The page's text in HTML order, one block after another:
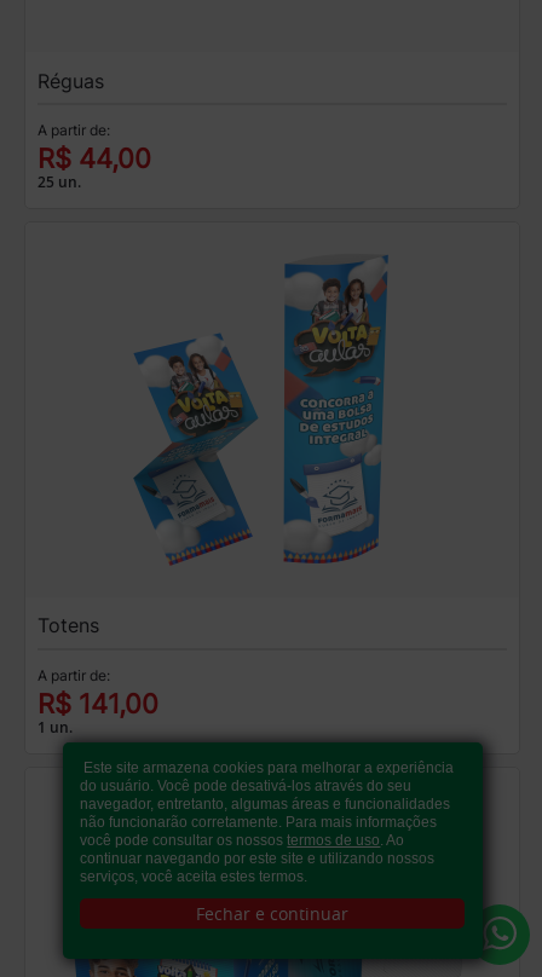
Réguas
A partir de:
R$ 44,00
25 un.
Totens
A partir de:
R$ 141,00
1 un.
Este site armazena cookies para melhorar a experiência
do usuário. Você pode desativá-los através do seu
navegador, entretanto, algumas áreas e funcionalidades
não funcionarão corretamente. Para mais informações
você pode consultar os nossostermos de uso. Ao
continuar navegando por este site e utilizando nossos
serviços, você aceita estes termos.
Fechar e continuar